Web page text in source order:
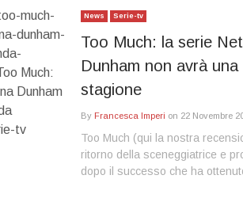
News Serie-tv
Too Much: la serie
Dunham non avrà
stagione
By Francesca Imperi on 22 Novembre
Too Much (qui la nostra
ritorno della sceneggiatrice e
dopo il successo che ha